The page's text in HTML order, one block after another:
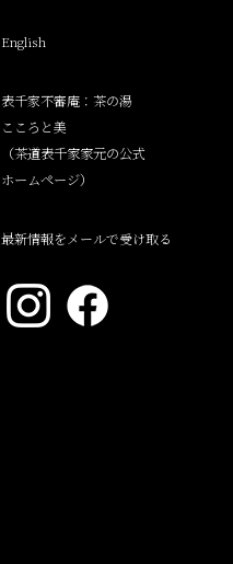
English
表千家不審庵：茶の湯
こころと美
（茶道表千家家元の公式
ホームページ）
最新情報をメールで受け取る